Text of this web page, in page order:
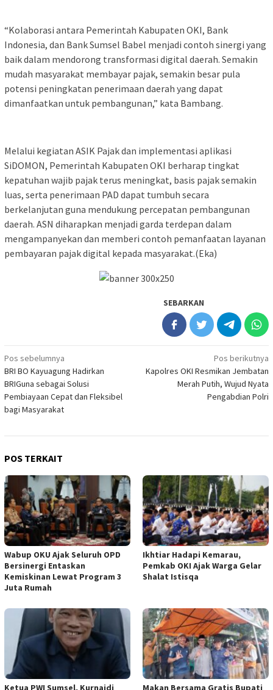
“Kolaborasi antara Pemerintah Kabupaten OKI, Bank
Indonesia, dan Bank Sumsel Babel menjadi contoh sinergi yang
baik dalam mendorong transformasi digital daerah. Semakin
mudah masyarakat membayar pajak, semakin besar pula
potensi peningkatan penerimaan daerah yang dapat
dimanfaatkan untuk pembangunan,” kata Bambang.
Melalui kegiatan ASIK Pajak dan implementasi aplikasi
SiDOMON, Pemerintah Kabupaten OKI berharap tingkat
kepatuhan wajib pajak terus meningkat, basis pajak semakin
luas, serta penerimaan PAD dapat tumbuh secara
berkelanjutan guna mendukung percepatan pembangunan
daerah. ASN diharapkan menjadi garda terdepan dalam
mengampanyekan dan memberi contoh pemanfaatan layanan
pembayaran pajak digital kepada masyarakat.(Eka)
SEBARKAN
Navigasi
pos
Pos sebelumnya
BRI BO Kayuagung Hadirkan
BRIGuna sebagai Solusi
Pembiayaan Cepat dan Fleksibel
bagi Masyarakat
Pos berikutnya
Kapolres OKI Resmikan Jembatan
Merah Putih, Wujud Nyata
Pengabdian Polri
POS TERKAIT
Wabup OKU Ajak Seluruh OPD
Bersinergi Entaskan
Kemiskinan Lewat Program 3
Juta Rumah
Ikhtiar Hadapi Kemarau,
Pemkab OKI Ajak Warga Gelar
Shalat Istisqa
Ketua PWI Sumsel, Kurnaidi
Makan Bersama Gratis Bupati